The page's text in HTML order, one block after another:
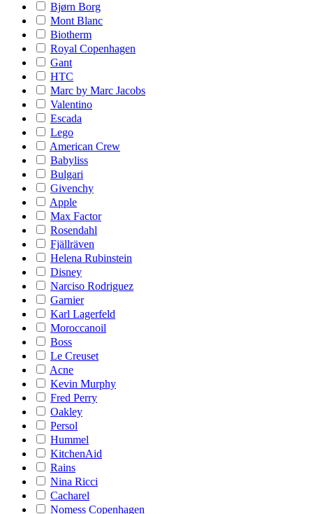
Bjørn Borg
Mont Blanc
Biotherm
Royal Copenhagen
Gant
HTC
Marc by Marc Jacobs
Valentino
Escada
Lego
American Crew
Babyliss
Bulgari
Givenchy
Apple
Max Factor
Rosendahl
Fjällräven
Helena Rubinstein
Disney
Narciso Rodriguez
Garnier
Karl Lagerfeld
Moroccanoil
Boss
Le Creuset
Acne
Kevin Murphy
Fred Perry
Oakley
Persol
Hummel
KitchenAid
Rains
Nina Ricci
Cacharel
Nomess Copenhagen